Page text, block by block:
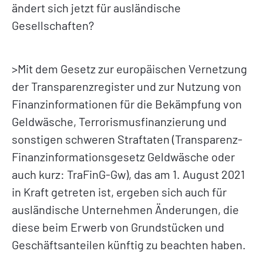
ändert sich jetzt für ausländische
Gesellschaften?
>Mit dem Gesetz zur europäischen Vernetzung
der Transparenzregister und zur Nutzung von
Finanzinformationen für die Bekämpfung von
Geldwäsche, Terrorismusfinanzierung und
sonstigen schweren Straftaten (Transparenz-
Finanzinformationsgesetz Geldwäsche oder
auch kurz: TraFinG-Gw), das am 1. August 2021
in Kraft getreten ist, ergeben sich auch für
ausländische Unternehmen Änderungen, die
diese beim Erwerb von Grundstücken und
Geschäftsanteilen künftig zu beachten haben.